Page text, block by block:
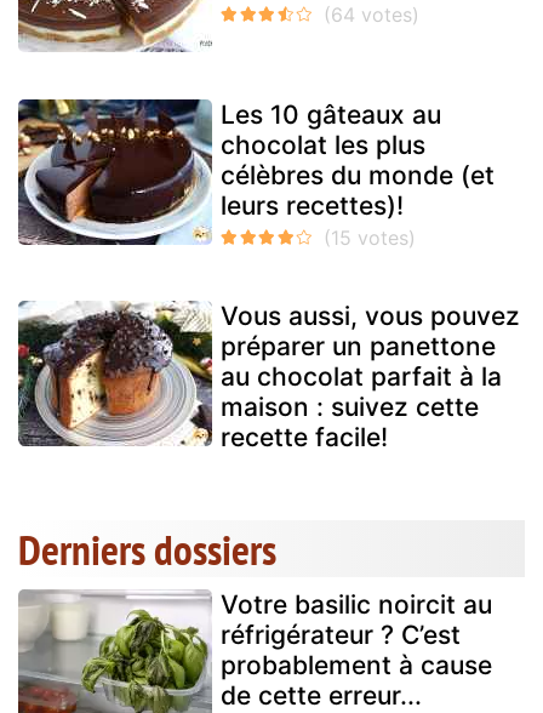
Les 10 gâteaux au
chocolat les plus
célèbres du monde (et
leurs recettes)!
Vous aussi, vous pouvez
préparer un panettone
au chocolat parfait à la
maison : suivez cette
recette facile!
Derniers dossiers
Votre basilic noircit au
réfrigérateur ? C’est
probablement à cause
de cette erreur...